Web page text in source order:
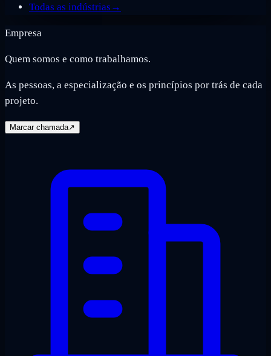
Todas as indústrias →
Empresa
Quem somos e como trabalhamos.
As pessoas, a especialização e os princípios por trás de cada
projeto.
Marcar chamada↗